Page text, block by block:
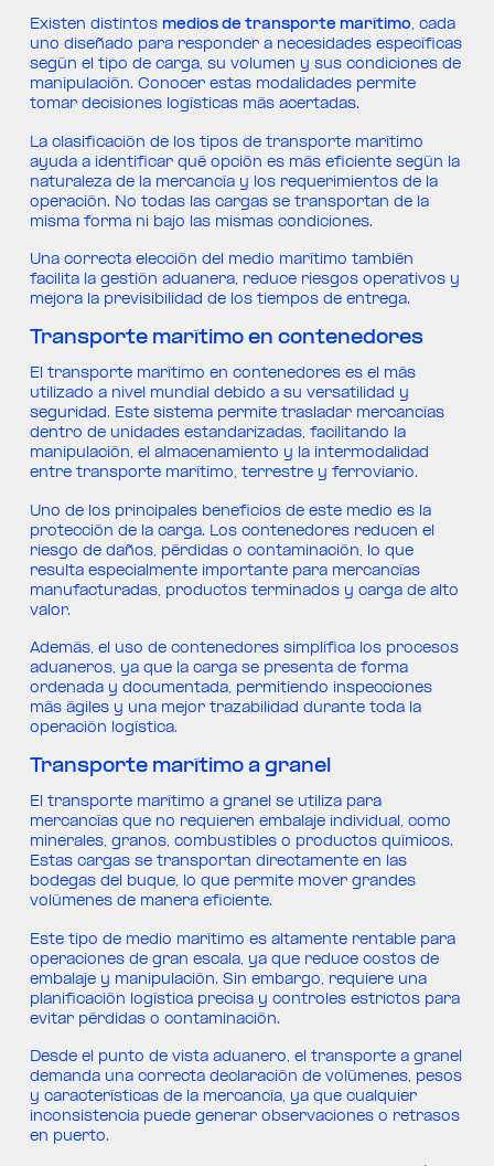
Existen distintos medios de transporte marítimo, cada
uno diseñado para responder a necesidades específicas
según el tipo de carga, su volumen y sus condiciones de
manipulación. Conocer estas modalidades permite
tomar decisiones logísticas más acertadas.
La clasificación de los tipos de transporte marítimo
ayuda a identificar qué opción es más eficiente según la
naturaleza de la mercancía y los requerimientos de la
operación. No todas las cargas se transportan de la
misma forma ni bajo las mismas condiciones.
Una correcta elección del medio marítimo también
facilita la gestión aduanera, reduce riesgos operativos y
mejora la previsibilidad de los tiempos de entrega.
Transporte marítimo en contenedores
El transporte marítimo en contenedores es el más
utilizado a nivel mundial debido a su versatilidad y
seguridad. Este sistema permite trasladar mercancías
dentro de unidades estandarizadas, facilitando la
manipulación, el almacenamiento y la intermodalidad
entre transporte marítimo, terrestre y ferroviario.
Uno de los principales beneficios de este medio es la
protección de la carga. Los contenedores reducen el
riesgo de daños, pérdidas o contaminación, lo que
resulta especialmente importante para mercancías
manufacturadas, productos terminados y carga de alto
valor.
Además, el uso de contenedores simplifica los procesos
aduaneros, ya que la carga se presenta de forma
ordenada y documentada, permitiendo inspecciones
más ágiles y una mejor trazabilidad durante toda la
operación logística.
Transporte marítimo a granel
El transporte marítimo a granel se utiliza para
mercancías que no requieren embalaje individual, como
minerales, granos, combustibles o productos químicos.
Estas cargas se transportan directamente en las
bodegas del buque, lo que permite mover grandes
volúmenes de manera eficiente.
Este tipo de medio marítimo es altamente rentable para
operaciones de gran escala, ya que reduce costos de
embalaje y manipulación. Sin embargo, requiere una
planificación logística precisa y controles estrictos para
evitar pérdidas o contaminación.
Desde el punto de vista aduanero, el transporte a granel
demanda una correcta declaración de volúmenes, pesos
y características de la mercancía, ya que cualquier
inconsistencia puede generar observaciones o retrasos
en puerto.